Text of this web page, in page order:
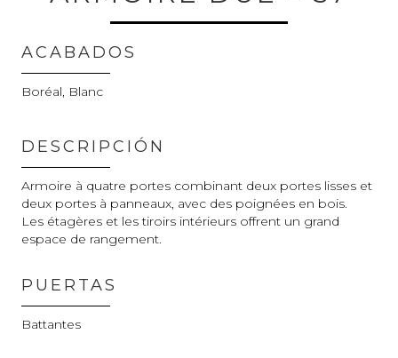
ACABADOS
Boréal, Blanc
DESCRIPCIÓN
Armoire à quatre portes combinant deux portes lisses et
deux portes à panneaux, avec des poignées en bois.
Les étagères et les tiroirs intérieurs offrent un grand
espace de rangement.
PUERTAS
Battantes